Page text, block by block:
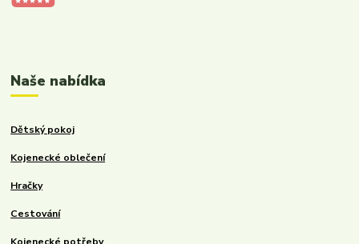
Naše nabídka
Dětský pokoj
Kojenecké oblečení
Hračky
Cestování